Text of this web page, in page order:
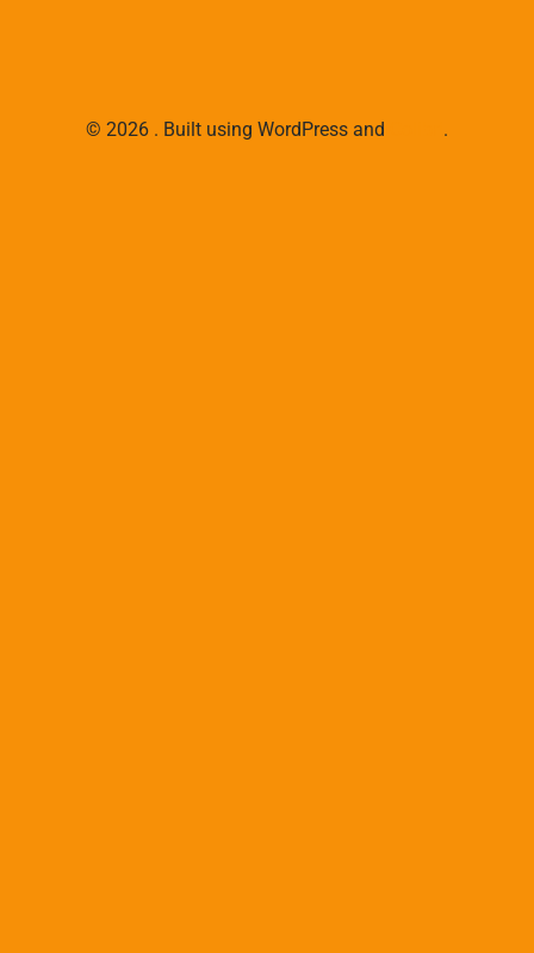
© 2026 . Built using WordPress and .